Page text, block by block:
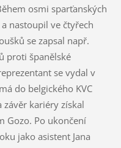
osmi sparťanských
nastoupil ve čtyřech
se zapsal např.
proti španělské
se vydal v
do belgického KVC
kariéry získal
Gozo. Po ukončení
jako asistent Jana